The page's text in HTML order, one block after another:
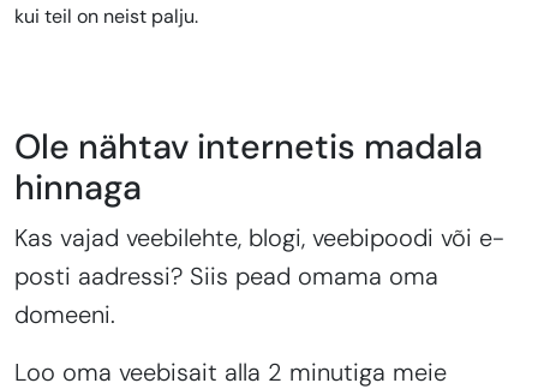
kui teil on neist palju.
Ole nähtav internetis madala
hinnaga
Kas vajad veebilehte, blogi, veebipoodi või e-
posti aadressi? Siis pead omama oma
domeeni.
Loo oma veebisait alla 2 minutiga meie